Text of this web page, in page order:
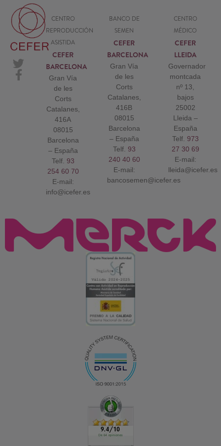
CENTRO
REPRODUCCIÓN
ASISTIDA
CEFER
BARCELONA
Gran Vía
de les
Corts
Catalanes,
416A
08015
Barcelona
– España
Telf. 93
254 60 70
E-mail:
info@icefer.es
BANCO DE
SEMEN
CEFER
BARCELONA
Gran Vía
de les
Corts
Catalanes,
416B
08015
Barcelona
– España
Telf. 93
240 40 60
E-mail:
bancosemen@icefer.es
CENTRO
MÉDICO
CEFER
LLEIDA
Governador
montcada
nº 13,
bajos
25002
Lleida –
España
Telf. 973
27 30 69
E-mail:
lleida@icefer.es